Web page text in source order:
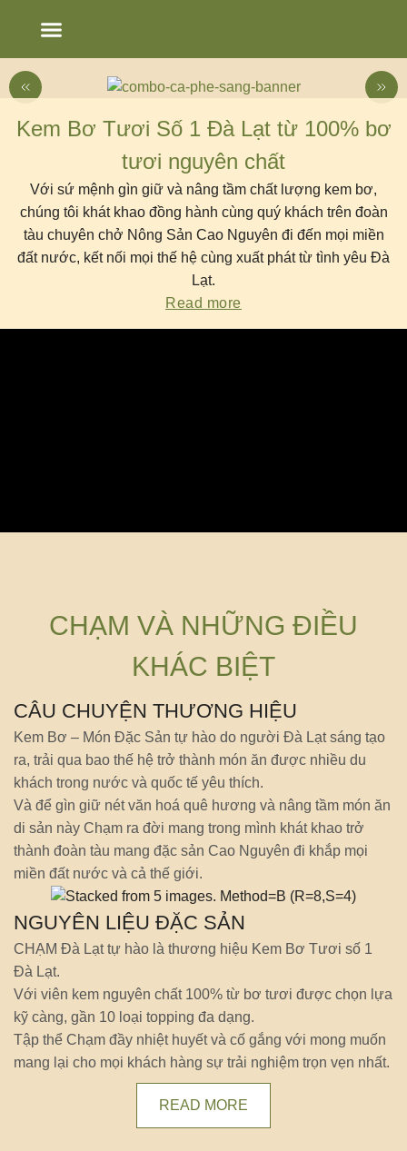
Kem Bơ Tươi Số 1 Đà Lạt từ 100% bơ
tươi nguyên chất
Với sứ mệnh gìn giữ và nâng tầm chất lượng kem bơ,
chúng tôi khát khao đồng hành cùng quý khách trên đoàn
tàu chuyên chở Nông Sản Cao Nguyên đi đến mọi miền
đất nước, kết nối mọi thế hệ cùng xuất phát từ tình yêu Đà
Lạt.
Read more
CHẠM VÀ NHỮNG ĐIỀU
KHÁC BIỆT
CÂU CHUYỆN THƯƠNG HIỆU
Kem Bơ – Món Đặc Sản tự hào do người Đà Lạt sáng tạo
ra, trải qua bao thế hệ trở thành món ăn được nhiều du
khách trong nước và quốc tế yêu thích.
Và để gìn giữ nét văn hoá quê hương và nâng tầm món ăn
di sản này Chạm ra đời mang trong mình khát khao trở
thành đoàn tàu mang đặc sản Cao Nguyên đi khắp mọi
miền đất nước và cả thế giới.
NGUYÊN LIỆU ĐẶC SẢN
CHẠM Đà Lạt tự hào là thương hiệu Kem Bơ Tươi số 1
Đà Lạt.
Với viên kem nguyên chất 100% từ bơ tươi được chọn lựa
kỹ càng, gần 10 loại topping đa dạng.
Tập thể Chạm đầy nhiệt huyết và cố gắng với mong muốn
mang lại cho mọi khách hàng sự trải nghiệm trọn vẹn nhất.
READ MORE